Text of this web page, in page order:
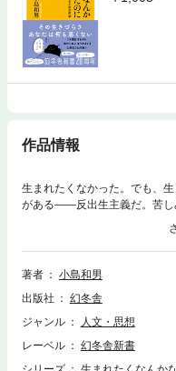
作品情報
生まれたくなかった。でも、
がある――反出生主義だ。苦し
ていくための労働、結婚しな
て避けられない老いと病。生
んでもいないのに、不完全な
だ。問題は社会であって、個
るための人生論。
著者
小島和男
出版社
幻冬舎
ジャンル
人文・思想
レーベル
幻冬舎新書